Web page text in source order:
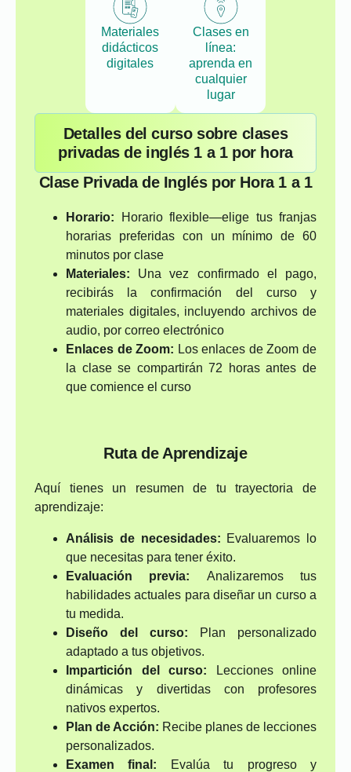
Materiales
didácticos
digitales
Clases en
línea:
aprenda en
cualquier
lugar
Detalles del curso sobre clases
privadas de inglés 1 a 1 por hora
Clase Privada de Inglés por Hora 1 a 1
Horario: Horario flexible—elige tus franjas
horarias preferidas con un mínimo de 60
minutos por clase
Materiales: Una vez confirmado el pago,
recibirás la confirmación del curso y
materiales digitales, incluyendo archivos de
audio, por correo electrónico
Enlaces de Zoom: Los enlaces de Zoom de
la clase se compartirán 72 horas antes de
que comience el curso
Ruta de Aprendizaje
Aquí tienes un resumen de tu trayectoria de
aprendizaje:
Análisis de necesidades: Evaluaremos lo
que necesitas para tener éxito.
Evaluación previa: Analizaremos tus
habilidades actuales para diseñar un curso a
tu medida.
Diseño del curso: Plan personalizado
adaptado a tus objetivos.
Impartición del curso: Lecciones online
dinámicas y divertidas con profesores
nativos expertos.
Plan de Acción: Recibe planes de lecciones
personalizados.
Examen final: Evalúa tu progreso y